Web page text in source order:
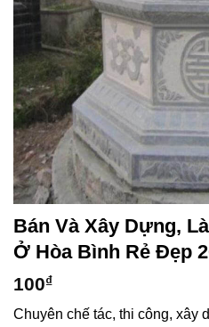
Bán Và Xây Dựng,
Ở Hòa Bình Rẻ Đẹp
100₫
Chuyên chế tác, thi công, xây